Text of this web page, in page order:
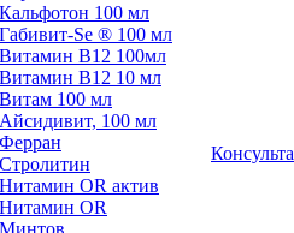
Кальфотон 100 мл
Габивит-Se ® 100 мл
Витамин В12 100мл
Витамин В12 10 мл
Витам 100 мл
Айсидивит, 100 мл
Ферран
Стролитин
Нитамин OR актив
Нитамин OR
Минтов